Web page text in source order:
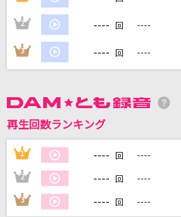
カラオケ最新情報をチ
2 ---- 回 ----
3 ---- 回 ----
再生回数ランキング
1 ---- 回 ----
2 ---- 回 ----
3 ---- 回 ----